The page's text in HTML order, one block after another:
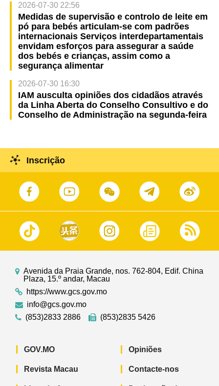
2026-07-30 22:56
Medidas de supervisão e controlo de leite em
pó para bebés articulam-se com padrões
internacionais Serviços interdepartamentais
envidam esforços para assegurar a saúde
dos bebés e crianças, assim como a
segurança alimentar
2026-07-30 16:30
IAM ausculta opiniões dos cidadãos através
da Linha Aberta do Conselho Consultivo e do
Conselho de Administração na segunda-feira
Inscrição
Avenida da Praia Grande, nos. 762-804, Edif. China
Plaza, 15.º andar, Macau
https://www.gcs.gov.mo
info@gcs.gov.mo
(853)2833 2886
(853)2835 5426
GOV.MO
Revista Macau
Opiniões
Contacte-nos